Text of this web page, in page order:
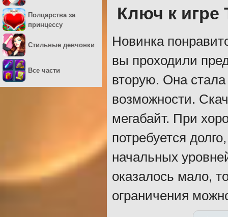
Ключ к
Новинка
вы проходили
вторую. Она
возможности.
мегабайт. При
потребуется
начальных
оказалось мало,
ограничения
Полцарства за
принцессу
Стильные девчонки
Все части